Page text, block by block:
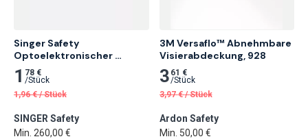
Singer Safety
Optoelektronischer
Schweißhelm
1 78 €
/Stück
1,96 € /Stück
SINGER Safety
Min. 260,00 €
3M Versaflo™ Abnehmbare
Visierabdeckung, 928
3 61 €
/Stück
3,97 € /Stück
Ardon Safety
Min. 50,00 €